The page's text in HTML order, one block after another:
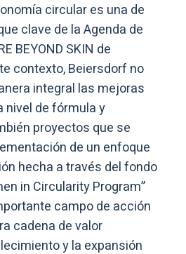
circular es una de
clave de la Agenda de
BEYOND SKIN de
contexto, Beiersdorf no
integral las mejoras
nivel de fórmula y
proyectos que se
de un enfoque
hecha a través del fondo
in Circularity Program”
campo de acción
cadena de valor
y la expansión